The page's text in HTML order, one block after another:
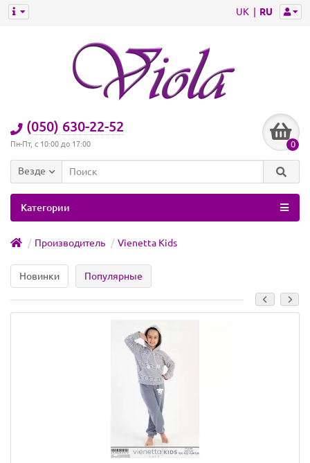
UK RU
(050) 630-22-52
Пн-Пт, с 10:00 до 17:00 0
Везде
Категории
Производитель Vienetta Kids
Новинки Популярные